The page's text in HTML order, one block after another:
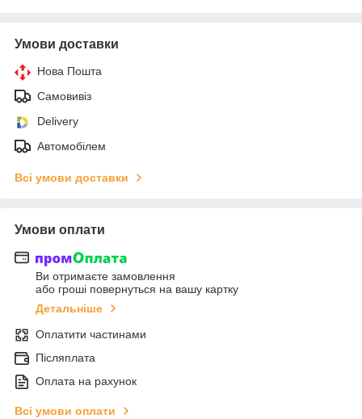
Умови доставки
Нова Пошта
Самовивіз
Delivery
Автомобілем
Всі умови доставки
Умови оплати
Ви отримаєте замовлення
або гроші повернуться на вашу картку
Детальніше
Оплатити частинами
Післяплата
Оплата на рахунок
Всі умови оплати